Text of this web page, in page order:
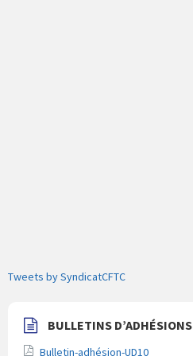
Tweets by SyndicatCFTC
BULLETINS D’ADHÉSIONS
Bulletin-adhésion-UD10